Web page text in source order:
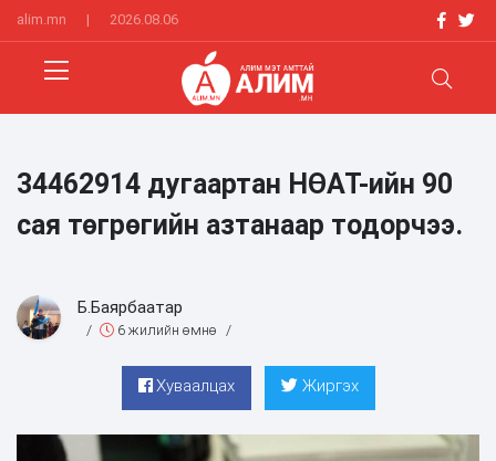
alim.mn | 2026.08.06
34462914 дугаартан НӨАТ-ийн 90
сая төгрөгийн азтанаар тодорчээ.
Б.Баярбаатар
/ 6 жилийн өмнө /
Хуваалцах Жиргэх